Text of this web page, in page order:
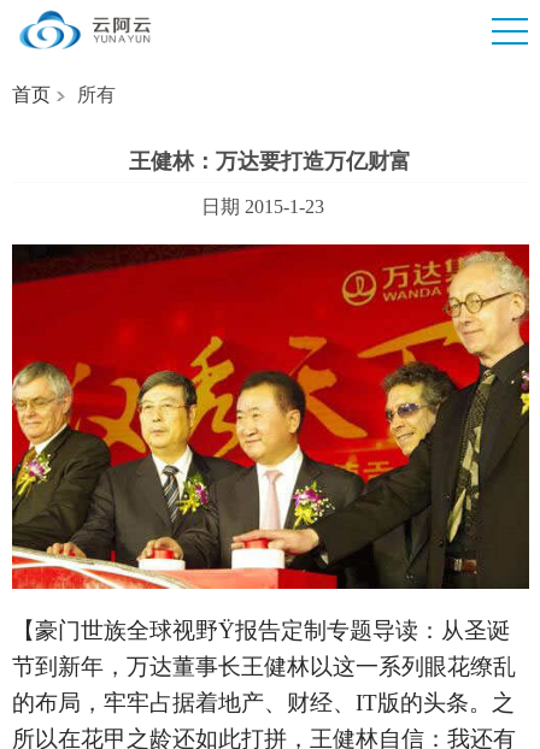
首页 所有
王健林：万达要打造万亿财富
日期 2015-1-23
【豪门世族全球视野Ÿ报告定制专题导读：从圣诞
节到新年，万达董事长王健林以这一系列眼花缭乱
的布局，牢牢占据着地产、财经、IT版的头条。之
所以在花甲之龄还如此打拼，王健林自信：我还有